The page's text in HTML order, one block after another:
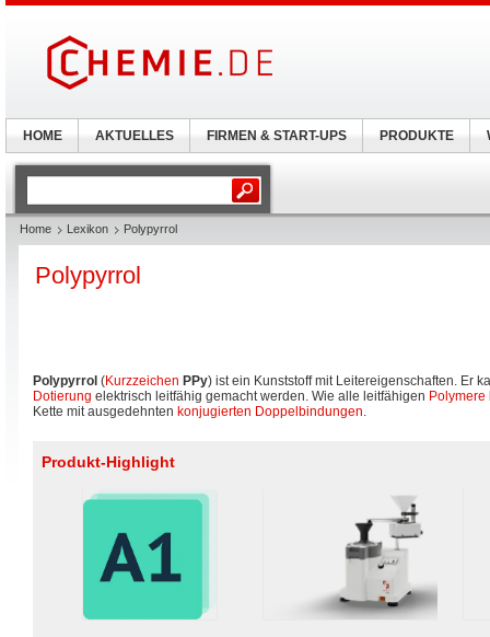
Home Lexikon Polypyrrol
Polypyrrol
Polypyrrol (Kurzzeichen PPy) ist ein Kunststoff mit Leitereigenschaften. Er
Dotierung elektrisch leitfähig gemacht werden. Wie alle leitfähigen Polymere
Kette mit ausgedehnten konjugierten Doppelbindungen.
Produkt-Highlight
HOME AKTUELLES FIRMEN & START-UPS PRODUKTE